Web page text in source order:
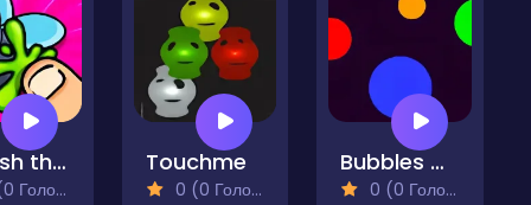
Smash the Flies Touchme
0 (0 Голосів)
Bubbles Clicker
0 (0 Голосів)